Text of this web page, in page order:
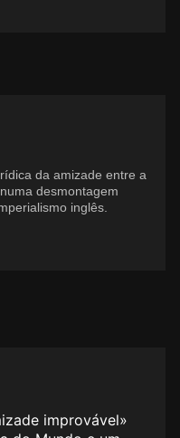
da amizade entre a
desmontagem
inglês.
improvável»